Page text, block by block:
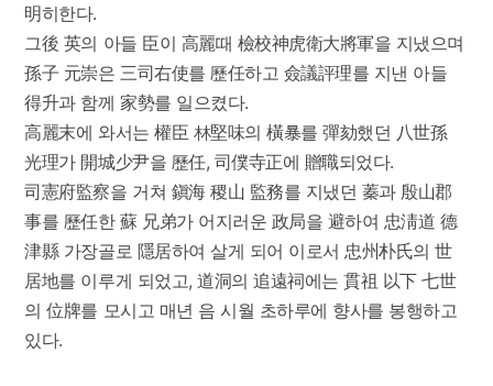
明히한다.
그後 英의 아들 臣이 高麗때 檢校神虎衛大將軍을 지냈으며
孫子 元崇은 三司右使를 歷任하고 僉議評理를 지낸 아들
得升과 함께 家勢를 일으켰다.
高麗末에 와서는 權臣 林堅味의 橫暴를 彈劾했던 八世孫
光理가 開城少尹을 歷任, 司僕寺正에 贈職되었다.
司憲府監察을 거쳐 鎭海 稷山 監務를 지냈던 蓁과 殷山郡
事를 歷任한 蘇 兄弟가 어지러운 政局을 避하여 忠淸道 德
津縣 가장골로 隱居하여 살게 되어 이로서 忠州朴氏의 世
居地를 이루게 되었고, 道洞의 追遠祠에는 貫祖 以下 七世
의 位牌를 모시고 매년 음 시월 초하루에 향사를 봉행하고
있다.